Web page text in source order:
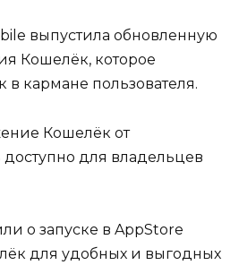
выпустила обновленную
Кошелёк, которое
в кармане пользователя.
Кошелёк от
доступно для владельцев
о запуске в AppStore
для удобных и выгодных